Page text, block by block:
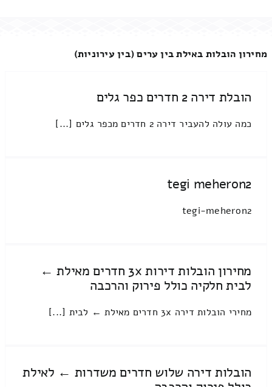
מחירון הובלות באילת בין ערים (בין עירוניות)
הובלת דירה 2 חדרים כפר גלים
כמה עולה להעביר דירה 2 חדרים מכפר גלים [...]
tegi meheron2
tegi-meheron2
מחירון הובלות דירות 3x חדרים מאילת ←
לבית חלקיה כולל פירוק והרכבה
מחירי הובלות דירה 3x חדרים מאילת ← לבית [...]
הובלות דירה שלוש חדרים משדרות ← לאילת